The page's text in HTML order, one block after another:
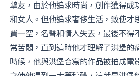
摯友，由於他追求時尚，創作獲得成
和女人。但他追求奢侈生活，致使才
費一空，名聲和情人失去，最後不得
常苦悶，直到這時他才理解了洪堡的
時候，他與洪堡合寫的作品被拍成電